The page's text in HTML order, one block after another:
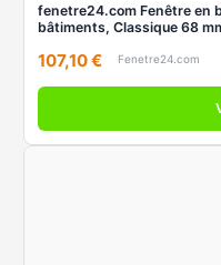
fenetre24.com Fenêtre en
bâtiments, Classique 68
107,10 € Fenetre24.com